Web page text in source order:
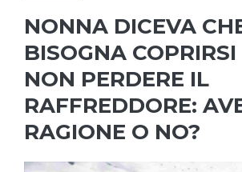
NONNA DICEVA
BISOGNA COPRIRSI
NON PERDERE IL
RAFFREDDORE:
RAGIONE O NO?